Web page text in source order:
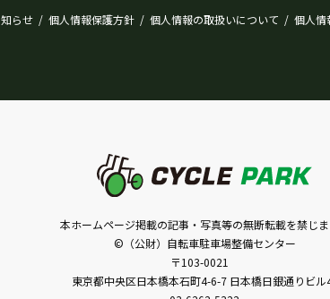
らせ / 個人情報保護方針 / 個人情報の取扱いについて / 個人情
本ホームページ掲載の記事・写真等の無断転載を禁じま
©（公財）自転車駐車場整備センター
〒103-0021
東京都中央区日本橋本石町4-6-7 日本橋日銀通りビル